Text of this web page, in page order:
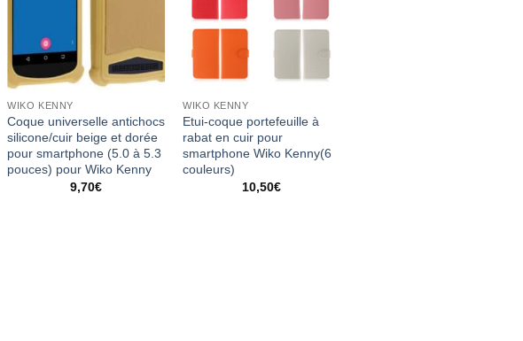
WIKO KENNY
Coque universelle antichocs
silicone/cuir beige et dorée
pour smartphone (5.0 à 5.3
pouces) pour Wiko Kenny
9,70€
WIKO KENNY
Etui-coque portefeuille à
rabat en cuir pour
smartphone Wiko Kenny(6
couleurs)
10,50€